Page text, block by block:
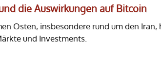
die Auswirkungen auf Bitcoin
Osten, insbesondere rund um den
und Investments.